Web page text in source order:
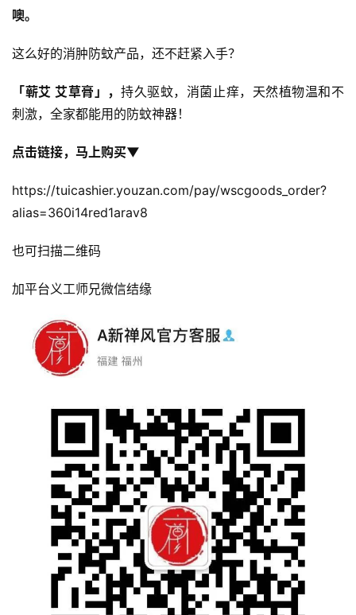
噢。
这么好的消肿防蚊产品，还不赶紧入手？
「蕲艾 艾草膏」，持久驱蚊，消菌止痒，天然植物温和不
刺激，全家都能用的防蚊神器！
点击链接，马上购买▼
https://tuicashier.youzan.com/pay/wscgoods_order?
alias=360i14red1arav8
也可扫描二维码
加平台义工师兄微信结缘